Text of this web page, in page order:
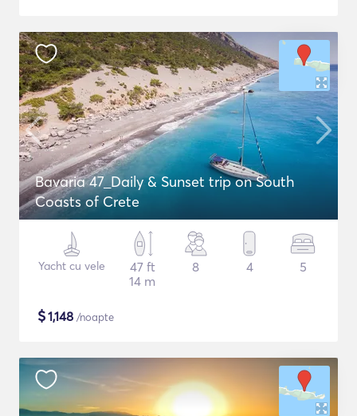
Bavaria 47_Daily & Sunset trip on South
Coasts of Crete
Yacht cu vele
47 ft
14 m
8 4 5
$1,148 /noapte